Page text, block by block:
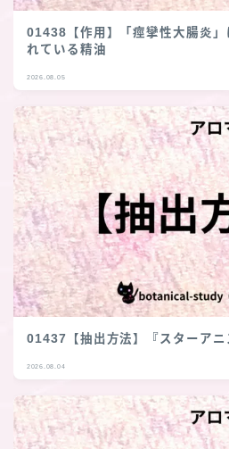
01438【作用】「痙攣性大腸炎
れている精油
2026.08.05
01437【抽出方法】『スターア
2026.08.04